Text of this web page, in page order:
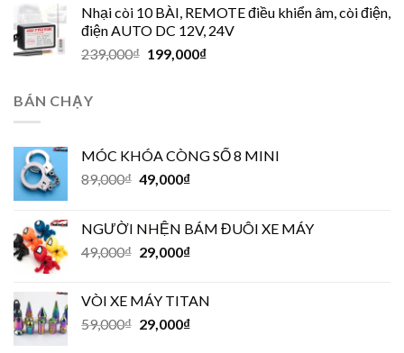
Nhại còi 10 BÀI, REMOTE điều khiển âm, còi điện,
điện AUTO DC 12V, 24V
239,000₫ 199,000₫
BÁN CHẠY
MÓC KHÓA CÒNG SỐ 8 MINI
89,000₫ 49,000₫
NGƯỜI NHỆN BÁM ĐUÔI XE MÁY
49,000₫ 29,000₫
VÒI XE MÁY TITAN
59,000₫ 29,000₫